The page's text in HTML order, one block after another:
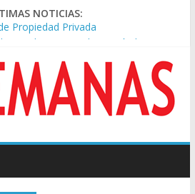
NOTICIAS:
Ley de Tierras y lamentó el retiro
rechaza cambios en Manejo del
Tierras
ráfagas de viento: alerta del
en la CABA aumentaron
tres detenidos durante la
Propiedad Privada